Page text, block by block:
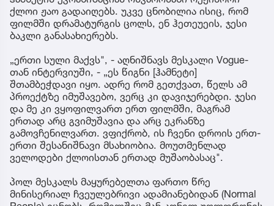
ქლოი ჟაო გადაიღებს. უკვე ცნობილია ისიც, რომ
ფილმში დრამატურგის ცოლს, ენ ჰეთეუეის, ჯესი
ბაკლი განასახიერებს.
„ერთი სული მაქვს", - აღნიშნავს მესკალი Vogue-
თან ინტერვიუში, - „ეს წიგნი [ჰამნეტი]
შთამბეჭდავი იყო. ადრე რომ გეთქვათ, წელს ამ
პროექტზე იმუშავებო, ვერც კი დავიჯერებდი. ჯესი
და მე კი ვყოფილვართ ერთ ფილმში, მაგრამ
ერთად არც გვიმუშავია და არც ეკრანზე
გამოვჩენილვართ. ვფიქრობ, ის ჩვენი დროის ერთ-
ერთი შესანიშნავი მსახიობია. მოუთმენლად
ველოდები ქლოისთან ერთად მუშაობასაც".
პოლ მესკალს მაყურებელთა ფართო წრე
მინისერიალ ჩვეულებრივი ადამიანებიდან (Normal